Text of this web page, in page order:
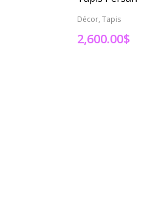
Décor, Tapis
2,600.00$